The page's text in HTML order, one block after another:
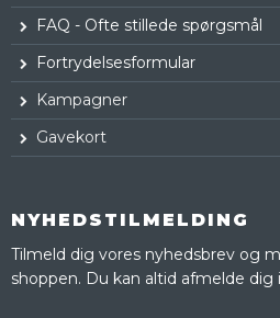
FAQ - Ofte stillede spørgsmål
Fortrydelsesformular
Kampagner
Gavekort
NYHEDSTILMELDING
Tilmeld dig vores nyhedsbrev og
shoppen. Du kan altid afmelde dig